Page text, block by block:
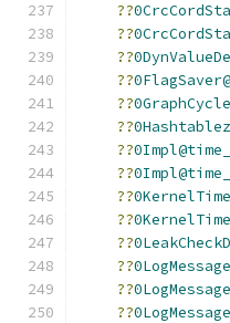
??
??
??
??
??
??
??
??
??
??
??
??
??
??